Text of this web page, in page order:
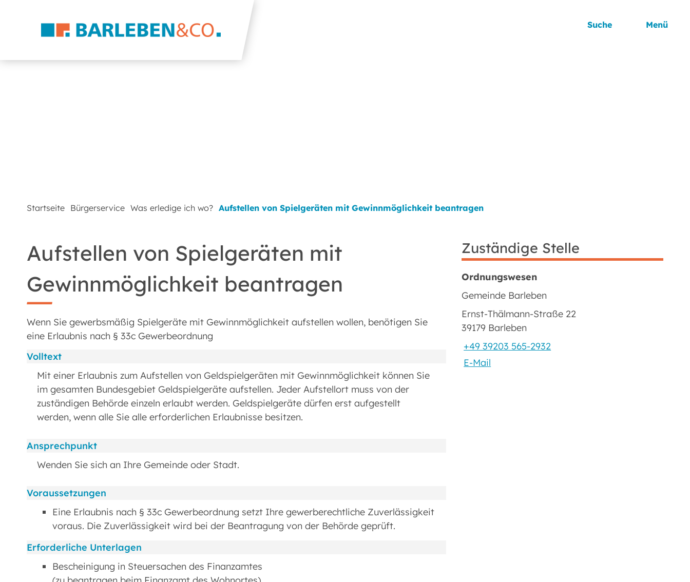
Suche Menü
Startseite Bürgerservice Was erledige ich wo? Aufstellen von Spielgeräten mit Gewinnmöglichkeit beantragen
Aufstellen von Spielgeräten mit
Gewinnmöglichkeit beantragen
Wenn Sie gewerbsmäßig Spielgeräte mit Gewinnmöglichkeit aufstellen wollen, benötigen Sie
eine Erlaubnis nach § 33c Gewerbeordnung
Volltext
Mit einer Erlaubnis zum Aufstellen von Geldspielgeräten mit Gewinnmöglichkeit können Sie
im gesamten Bundesgebiet Geldspielgeräte aufstellen. Jeder Aufstellort muss von der
zuständigen Behörde einzeln erlaubt werden. Geldspielgeräte dürfen erst aufgestellt
werden, wenn alle Sie alle erforderlichen Erlaubnisse besitzen.
Ansprechpunkt
Wenden Sie sich an Ihre Gemeinde oder Stadt.
Voraussetzungen
Eine Erlaubnis nach § 33c Gewerbeordnung setzt Ihre gewerberechtliche Zuverlässigkeit
voraus. Die Zuverlässigkeit wird bei der Beantragung von der Behörde geprüft.
Erforderliche Unterlagen
Bescheinigung in Steuersachen des Finanzamtes
Zuständige Stelle
Ordnungswesen
Gemeinde Barleben
Ernst-Thälmann-Straße 22
39179 Barleben
+49 39203 565-2932
E-Mail